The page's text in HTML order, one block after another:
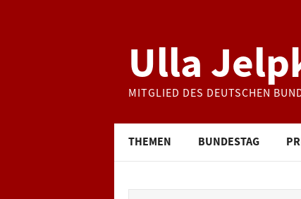
Ulla
MITGLIED DES DEUTSCHEN
THEMEN BUNDESTAG